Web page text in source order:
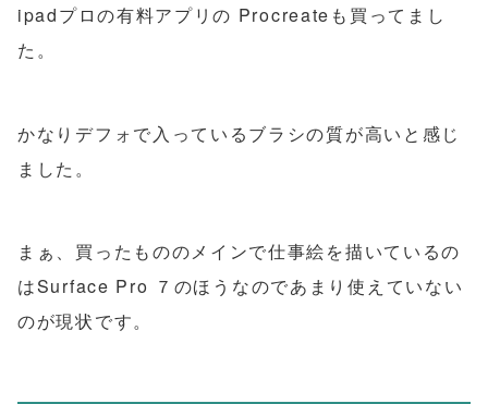
ipadプロの有料アプリの Procreateも買ってまし
た。
かなりデフォで入っているブラシの質が高いと感じ
ました。
まぁ、買ったもののメインで仕事絵を描いているの
はSurface Pro ７のほうなのであまり使えていない
のが現状です。